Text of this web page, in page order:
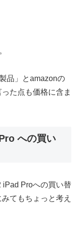
品」とamazonの
た点も価格に含ま
への買い
iPad Proへの買い替
てもちょっと考え